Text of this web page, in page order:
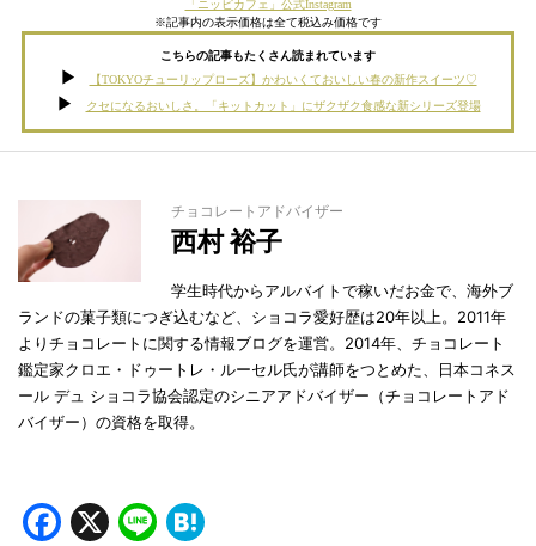
「ニッピカフェ」公式Instagram
※記事内の表示価格は全て税込み価格です
こちらの記事もたくさん読まれています
【TOKYOチューリップローズ】かわいくておいしい春の新作スイーツ♡
クセになるおいしさ。「キットカット」にザクザク食感な新シリーズ登場
チョコレートアドバイザー
西村 裕子
学生時代からアルバイトで稼いだお金で、海外ブ
ランドの菓子類につぎ込むなど、ショコラ愛好歴は20年以上。2011年
よりチョコレートに関する情報ブログを運営。2014年、チョコレート
鑑定家クロエ・ドゥートレ・ルーセル氏が講師をつとめた、日本コネス
ール デュ ショコラ協会認定のシニアアドバイザー（チョコレートアド
バイザー）の資格を取得。
Facebook
X Line